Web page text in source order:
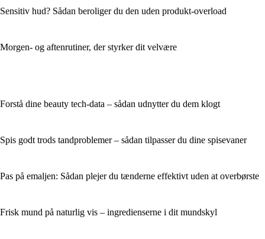
Sensitiv hud? Sådan beroliger du den uden produkt-overload
Morgen- og aftenrutiner, der styrker dit velvære
Forstå dine beauty tech-data – sådan udnytter du dem klogt
Spis godt trods tandproblemer – sådan tilpasser du dine spisevaner
Pas på emaljen: Sådan plejer du tænderne effektivt uden at overbørste
Frisk mund på naturlig vis – ingredienserne i dit mundskyl